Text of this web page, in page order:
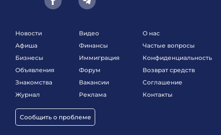
Новости
Афиша
Бизнесы
Объявления
Знакомства
Журнал
Сообщить о проблеме
Видео
Финансы
Иммиграция
Форум
Вакансии
Реклама
О нас
Частые вопросы
Конфиденциальность
Возврат средств
Соглашение
Контакты